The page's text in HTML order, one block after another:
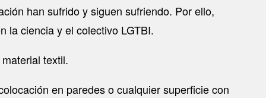
han sufrido y siguen sufriendo. Por ello,
la ciencia y el colectivo LGTBI.
textil.
en paredes o cualquier superficie con